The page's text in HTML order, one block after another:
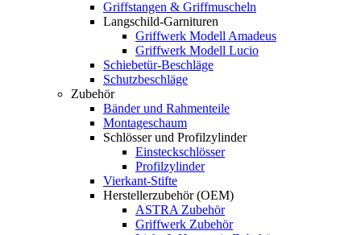
Griffstangen & Griffmuscheln
Langschild-Garnituren
Griffwerk Modell Amadeus
Griffwerk Modell Lucio
Schiebetür-Beschläge
Schutzbeschläge
Zubehör
Bänder und Rahmenteile
Montageschaum
Schlösser und Profilzylinder
Einsteckschlösser
Profilzylinder
Vierkant-Stifte
Herstellerzubehör (OEM)
ASTRA Zubehör
Griffwerk Zubehör